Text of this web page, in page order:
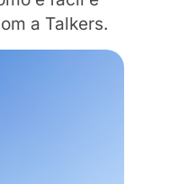
a Talkers.